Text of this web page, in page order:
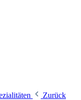
Zurück